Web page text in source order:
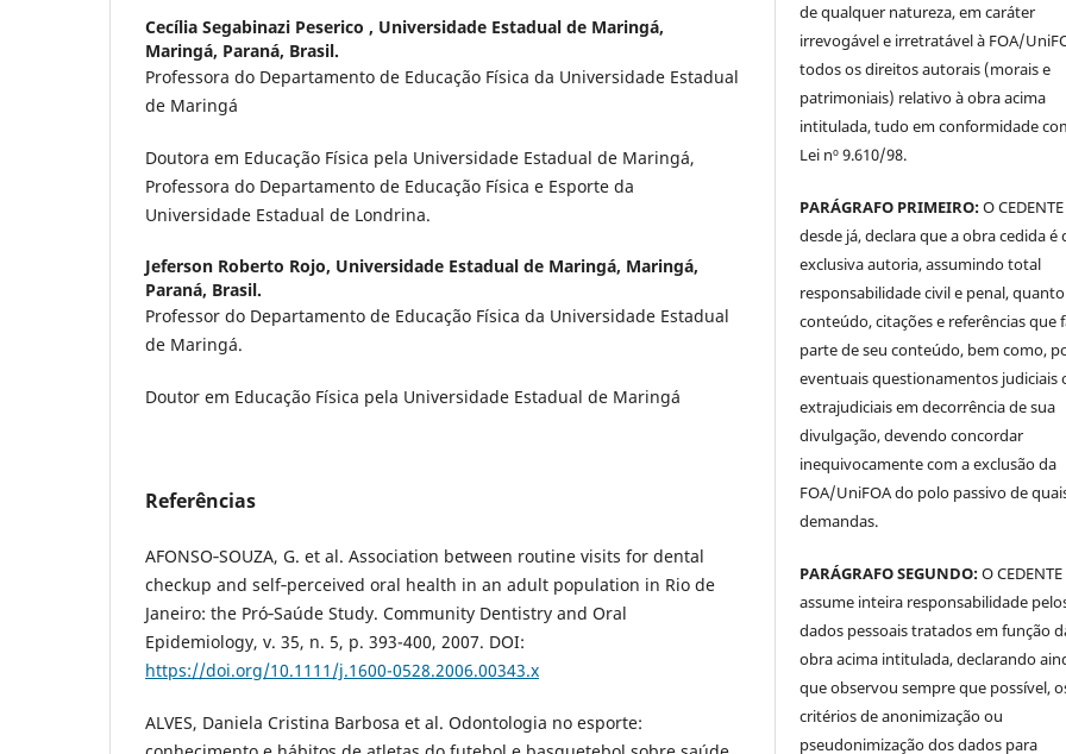
Cecília Segabinazi Peserico , Universidade Estadual de Maringá,
Maringá, Paraná, Brasil.
Professora do Departamento de Educação Física da Universidade Estadual
de Maringá
Doutora em Educação Física pela Universidade Estadual de Maringá,
Professora do Departamento de Educação Física e Esporte da
Universidade Estadual de Londrina.
Jeferson Roberto Rojo, Universidade Estadual de Maringá, Maringá,
Paraná, Brasil.
Professor do Departamento de Educação Física da Universidade Estadual
de Maringá.
Doutor em Educação Física pela Universidade Estadual de Maringá
Referências
AFONSO‐SOUZA, G. et al. Association between routine visits for dental
checkup and self‐perceived oral health in an adult population in Rio de
Janeiro: the Pró‐Saúde Study. Community Dentistry and Oral
Epidemiology, v. 35, n. 5, p. 393-400, 2007. DOI:
https://doi.org/10.1111/j.1600-0528.2006.00343.x
ALVES, Daniela Cristina Barbosa et al. Odontologia no esporte:
de qualquer natureza, em caráter
irrevogável e irretratável à FOA/
todos os direitos autorais (morais e
patrimoniais) relativo à obra acima
intitulada, tudo em conformidade
Lei nº 9.610/98.
PARÁGRAFO PRIMEIRO:O CEDENTE
desde já, declara que a obra cedida é
exclusiva autoria, assumindo total
responsabilidade civil e penal,
conteúdo, citações e referências que
parte de seu conteúdo, bem como,
eventuais questionamentos judiciais
extrajudiciais em decorrência de sua
divulgação, devendo concordar
inequivocamente com a exclusão da
FOA/UniFOA do polo passivo de
demandas.
PARÁGRAFO SEGUNDO:O CEDENTE
assume inteira responsabilidade
dados pessoais tratados em função
obra acima intitulada, declarando
que observou sempre que possível,
critérios de anonimização ou
pseudonimização dos dados para